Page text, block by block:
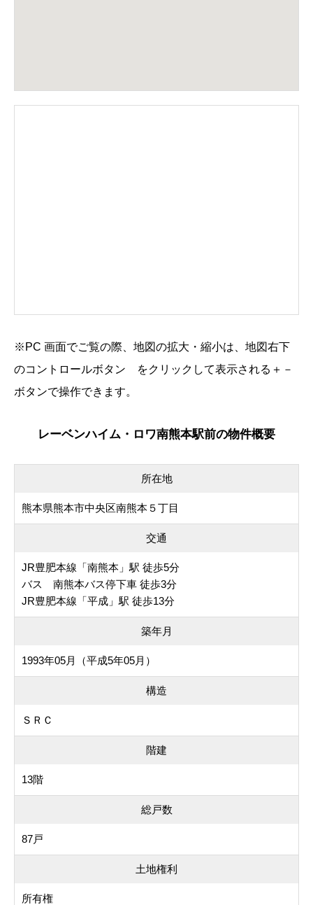
※PC 画面でご覧の際、地図の拡大・縮小は、地図右下
のコントロールボタン
をクリックして表示される ＋ －
ボタンで操作できます。
レーベンハイム・ロワ南熊本駅前の物件概要
所在地
熊本県熊本市中央区南熊本５丁目
交通
JR豊肥本線「南熊本」駅 徒歩5分
バス 南熊本バス停下車 徒歩3分
JR豊肥本線「平成」駅 徒歩13分
築年月
1993年05月（平成5年05月）
構造
ＳＲＣ
階建
13階
総戸数
87戸
土地権利
所有権